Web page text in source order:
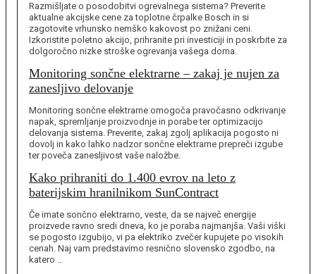
Razmišljate o posodobitvi ogrevalnega sistema? Preverite
aktualne akcijske cene za toplotne črpalke Bosch in si
zagotovite vrhunsko nemško kakovost po znižani ceni.
Izkoristite poletno akcijo, prihranite pri investiciji in poskrbite za
dolgoročno nizke stroške ogrevanja vašega doma.
Monitoring sončne elektrarne – zakaj je nujen za
zanesljivo delovanje
Monitoring sončne elektrarne omogoča pravočasno odkrivanje
napak, spremljanje proizvodnje in porabe ter optimizacijo
delovanja sistema. Preverite, zakaj zgolj aplikacija pogosto ni
dovolj in kako lahko nadzor sončne elektrarne prepreči izgube
ter poveča zanesljivost vaše naložbe.
Kako prihraniti do 1.400 evrov na leto z
baterijskim hranilnikom SunContract
Če imate sončno elektrarno, veste, da se največ energije
proizvede ravno sredi dneva, ko je poraba najmanjša. Vaši viški
se pogosto izgubijo, vi pa elektriko zvečer kupujete po visokih
cenah. Naj vam predstavimo resnično slovensko zgodbo, na
katero …